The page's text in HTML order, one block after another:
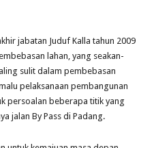
jabatan Juduf Kalla tahun 2009
lahan, yang seakan-
sulit dalam pembebasan
pelaksanaan pembangunan
persoalan beberapa titik yang
jalan By Pass di Padang.